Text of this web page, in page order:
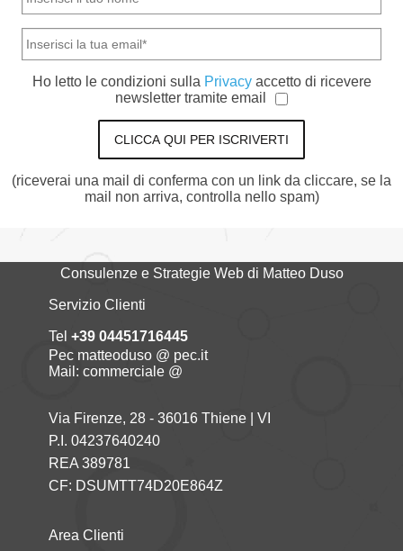
Ho letto le condizioni sulla Privacy accetto di ricevere
newsletter tramite email
CLICCA QUI PER ISCRIVERTI
(riceverai una mail di conferma con un link da cliccare, se la
mail non arriva, controlla nello spam)
Consulenze e Strategie Web di Matteo Duso
Servizio Clienti
Tel +39 04451716445
Pec matteoduso @ pec.it
Mail: commerciale @
Via Firenze, 28 - 36016 Thiene | VI
P.I. 04237640240
REA 389781
CF: DSUMTT74D20E864Z
Area Clienti